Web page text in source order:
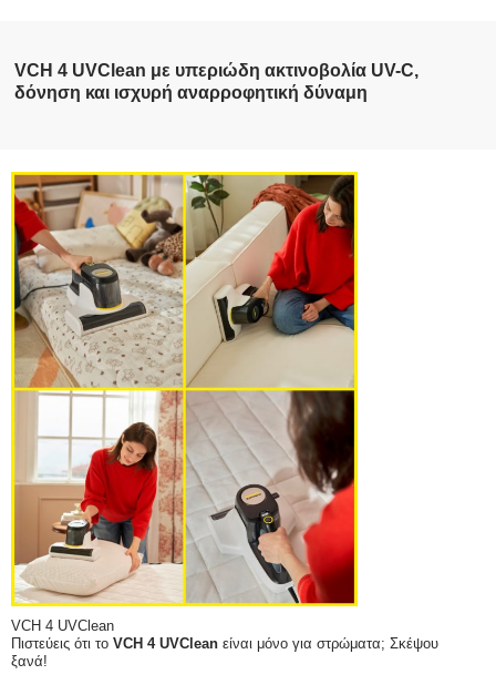
VCH 4 UVClean με υπεριώδη ακτινοβολία UV-C,
δόνηση και ισχυρή αναρροφητική δύναμη
VCH 4 UVClean
Πιστεύεις ότι το VCH 4 UVClean είναι μόνο για στρώματα; Σκέψου
ξανά!